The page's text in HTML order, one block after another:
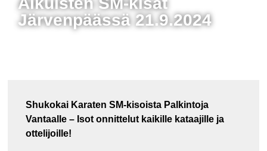
Järvenpäässä 21.9.2024
Shukokai Karaten SM-kisoista Palkintoja
Vantaalle – Isot onnittelut kaikille kataajille ja
ottelijoille!